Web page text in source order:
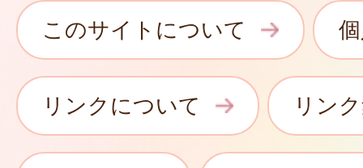
このサイトについて
リンクについて リン